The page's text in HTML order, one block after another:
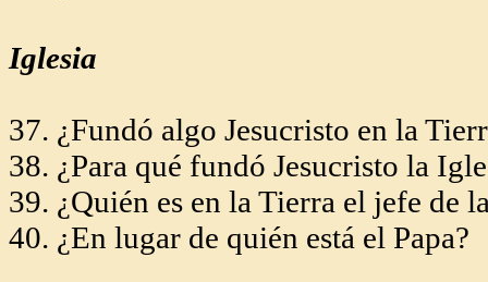
Iglesia
37. ¿Fundó algo Jesucristo en la
38. ¿Para qué fundó Jesucristo la
39. ¿Quién es en la Tierra el jefe de
40. ¿En lugar de quién está el Papa?